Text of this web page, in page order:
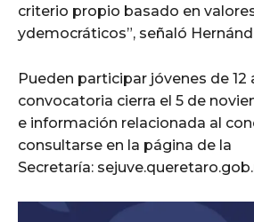
criterio propio basado en
ydemocráticos”, señaló
Pueden participar jóvenes de 12
convocatoria cierra el 5 de
e información relacionada al
consultarse en la página de la
Secretaría: